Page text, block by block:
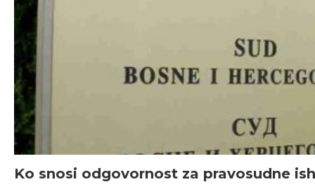
Ko snosi odgovornost za pravosudne